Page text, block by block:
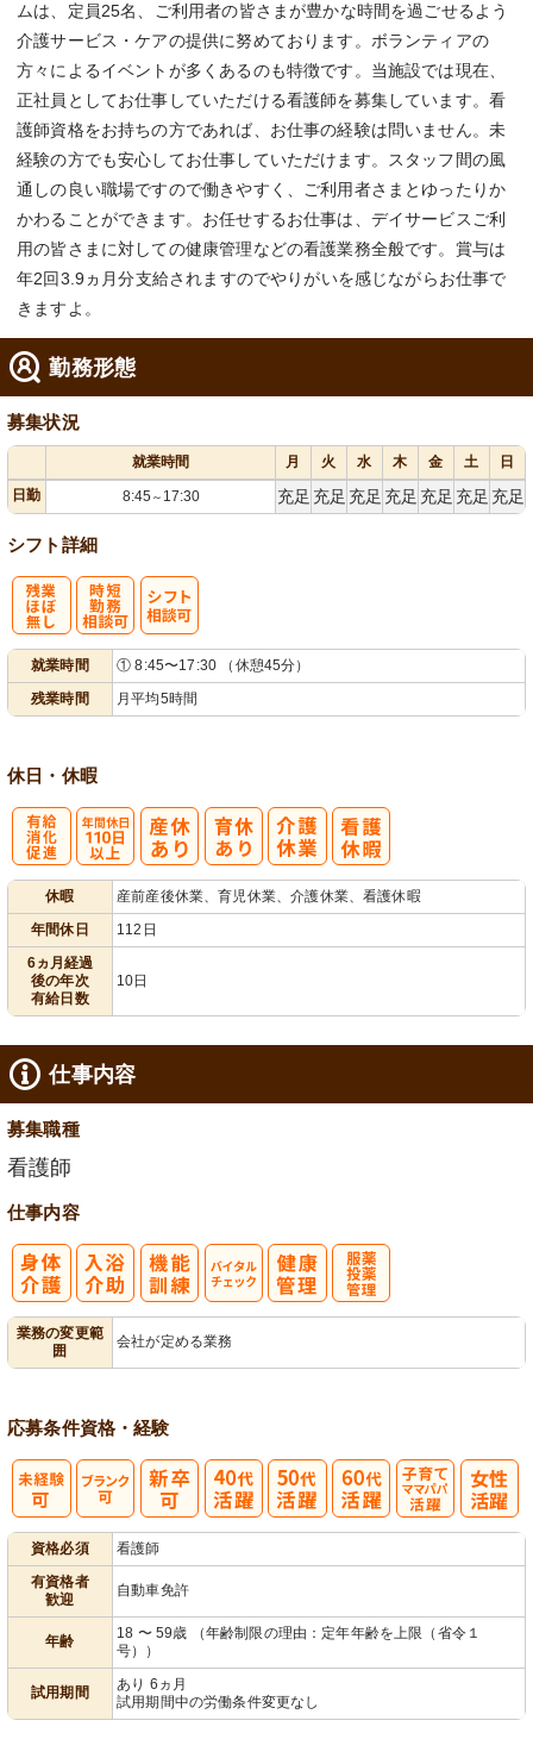
ムは、定員25名、ご利用者の皆さまが豊かな時間を過ごせるよう
介護サービス・ケアの提供に努めております。ボランティアの
方々によるイベントが多くあるのも特徴です。当施設では現在、
正社員としてお仕事していただける看護師を募集しています。看
護師資格をお持ちの方であれば、お仕事の経験は問いません。未
経験の方でも安心してお仕事していただけます。スタッフ間の風
通しの良い職場ですので働きやすく、ご利用者さまとゆったりか
かわることができます。お任せするお仕事は、デイサービスご利
用の皆さまに対しての健康管理などの看護業務全般です。賞与は
年2回3.9ヵ月分支給されますのでやりがいを感じながらお仕事で
きますよ。
勤務形態
募集状況
就業時間 月 火 水 木 金 土
日
日勤
8:45 ～ 17:30 充足 充足 充足 充足 充足 充足 充足
シフト詳細
就業時間
① 8:45〜17:30 （休憩45分）
残業時間
月平均5時間
休日・休暇
休暇
産前産後休業、育児休業、介護休業、看護休暇
年間休日
112日
6ヵ月経過
後の年次
有給日数
10日
仕事内容
募集職種
看護師
仕事内容
業務の変更範
囲
会社が定める業務
応募条件資格・経験
資格必須
看護師
有資格者
歓迎
自動車免許
年齢
18 〜 59歳 （年齢制限の理由：定年年齢を上限（省令１
号））
試用期間
あり 6ヵ月
試用期間中の労働条件変更なし